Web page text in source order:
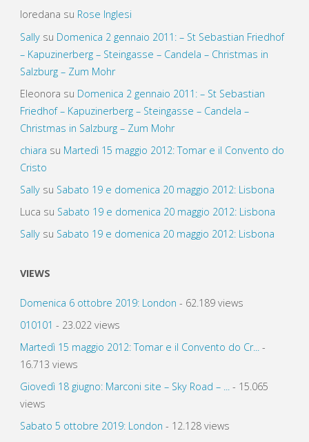
loredana su Rose Inglesi
Sallysu Domenica 2 gennaio 2011: – St Sebastian Friedhof
– Kapuzinerberg – Steingasse – Candela – Christmas in
Salzburg – Zum Mohr
Eleonora su Domenica 2 gennaio 2011: – St Sebastian
Friedhof – Kapuzinerberg – Steingasse – Candela –
Christmas in Salzburg – Zum Mohr
chiara su Martedì 15 maggio 2012: Tomar e il Convento do
Cristo
Sallysu Sabato 19 e domenica 20 maggio 2012: Lisbona
Luca su Sabato 19 e domenica 20 maggio 2012: Lisbona
Sallysu Sabato 19 e domenica 20 maggio 2012: Lisbona
VIEWS
Domenica 6 ottobre 2019: London - 62.189 views
010101 - 23.022 views
Martedì 15 maggio 2012: Tomar e il Convento do Cr...-
16.713 views
Giovedì 18 giugno: Marconi site – Sky Road – ...- 15.065
views
Sabato 5 ottobre 2019: London - 12.128 views